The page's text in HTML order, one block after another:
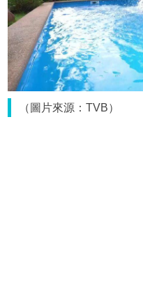
（圖片來源：TVB）